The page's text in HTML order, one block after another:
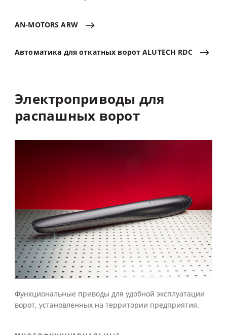
AN-MOTORS ARW
Автоматика дляоткатных ворот ALUTECH RDC
Электроприводы для
распашных ворот
Функциональные приводы для удобной эксплуатации
ворот, установленных на территории предприятия.